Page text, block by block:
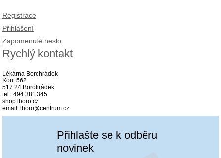
Registrace
Přihlášení
Zapomenuté heslo
Rychlý kontakt
Lékárna Borohrádek
Kout 562
517 24 Borohrádek
tel.: 494 381 345
shop.lboro.cz
email: lboro@centrum.cz
Přihlašte se k odběru
novinek